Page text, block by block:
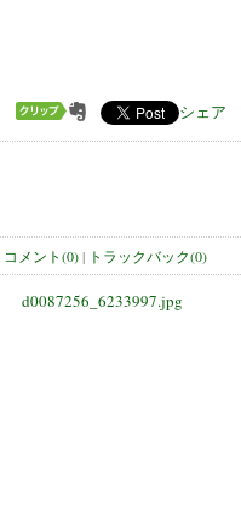
シェア
コメント(0)| トラックバック(0)